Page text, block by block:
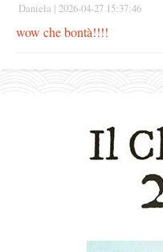
Daniela | 2026-04-27 15:37:46
wow che bontà!!!!